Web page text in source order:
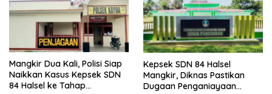
Mangkir Dua Kali, Polisi Siap
Naikkan Kasus Kepsek SDN
84 Halsel ke Tahap
Kepsek SDN 84 Halsel
Mangkir, Diknas Pastikan
Dugaan Penganiayaan